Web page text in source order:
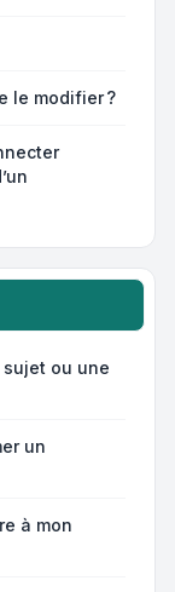
le modifier ?
ou une
un
à mon